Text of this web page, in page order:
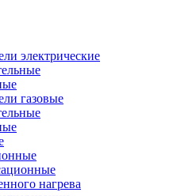
электрические
газовые
нагрева